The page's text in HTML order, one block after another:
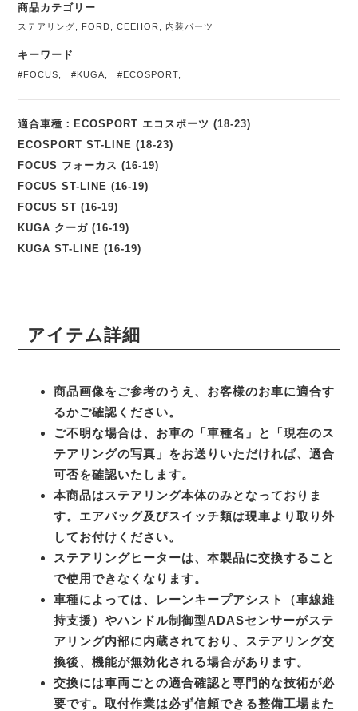
商品カテゴリー
ステアリング FORD ,CEEHOR 内装パーツ
キーワード
#FOCUS ,#KUGA ,#ECOSPORT
適合車種：ECOSPORT エコスポーツ (18-23)
ECOSPORT ST-LINE (18-23)
FOCUS フォーカス (16-19)
FOCUS ST-LINE (16-19)
FOCUS ST (16-19)
KUGA クーガ (16-19)
KUGA ST-LINE (16-19)
アイテム詳細
商品画像をご参考のうえ、お客様のお車に適合す
るかご確認ください。
ご不明な場合は、お車の「車種名」と「現在のス
テアリングの写真」をお送りいただければ、適合
可否を確認いたします。
本商品はステアリング本体のみとなっておりま
す。エアバッグ及びスイッチ類は現車より取り外
してお付けください。
ステアリングヒーターは、本製品に交換すること
で使用できなくなります。
車種によっては、レーンキープアシスト（車線維
持支援）やハンドル制御型ADASセンサーがステ
アリング内部に内蔵されており、ステアリング交
換後、機能が無効化される場合があります。
交換には車両ごとの適合確認と専門的な技術が必
要です。取付作業は必ず信頼できる整備工場また